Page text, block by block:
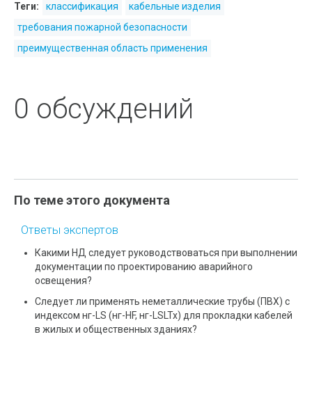
Теги: классификация
кабельные изделия
требования пожарной безопасности
преимущественная область применения
0 обсуждений
По теме этого документа
Ответы экспертов
Какими НД следует руководствоваться при выполнении
документации по проектированию аварийного
освещения?
Следует ли применять неметаллические трубы (ПВХ) с
индексом нг-LS (нг-HF, нг-LSLTx) для прокладки кабелей
в жилых и общественных зданиях?